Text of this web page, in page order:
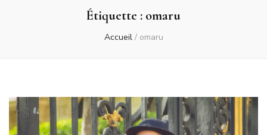
Étiquette : omaru
Accueil / omaru